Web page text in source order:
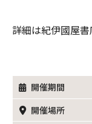
詳細は紀伊國屋書
開催期間
開催場所